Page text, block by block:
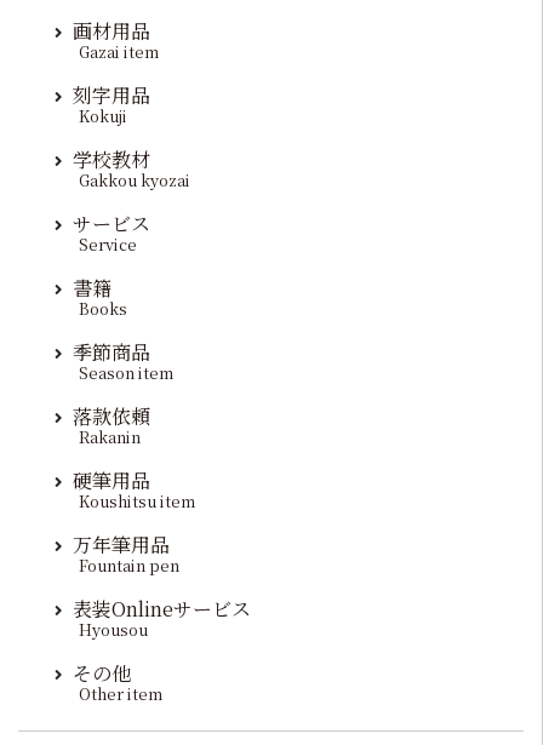
画材用品
Gazai item
刻字用品
Kokuji
学校教材
Gakkou kyozai
サービス
Service
書籍
Books
季節商品
Season item
落款依頼
Rakanin
硬筆用品
Koushitsu item
万年筆用品
Fountain pen
表装Onlineサービス
Hyousou
その他
Other item